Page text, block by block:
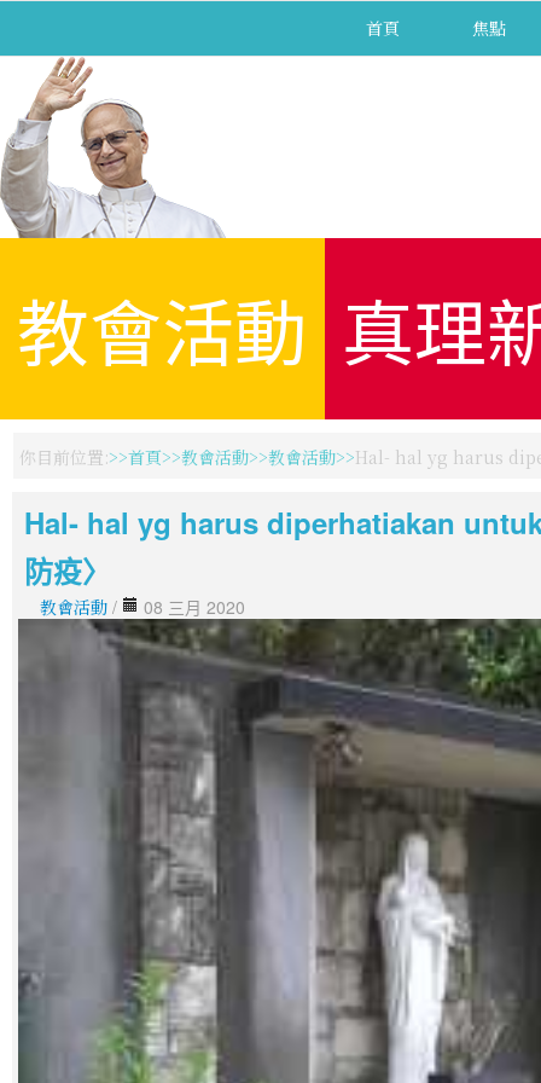
首頁 焦點
教會活動 真理
你目前位置: 首頁 教會活動 教會活動 Hal- hal yg harus
Hal- hal yg harus diperhatiakan
防疫〉
教會活動 / 08 三月 2020